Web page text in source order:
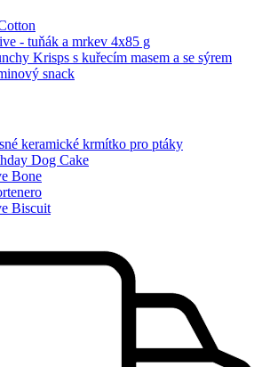
- tuňák a mrkev 4x85 g
Krisps s kuřecím masem a se sýrem
snack
keramické krmítko pro ptáky
Dog Cake
Bone
Biscuit